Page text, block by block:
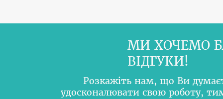
МИ ХОЧЕМО
ВІДГУКИ!
Розкажіть нам, що Ви
удосконалювати свою роботу,